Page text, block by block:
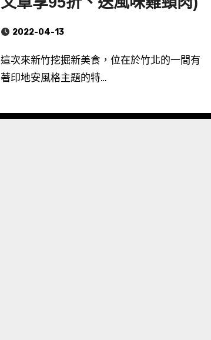
2022-04-13
這次來新竹挖掘新美食，位在於竹北的一間有
著印地安風格主題的特…